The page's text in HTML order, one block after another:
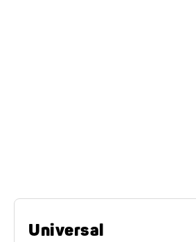
Universal